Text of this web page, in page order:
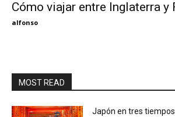
Cómo viajar entre Inglaterra y
alfonso
MOST READ
Japón en tres